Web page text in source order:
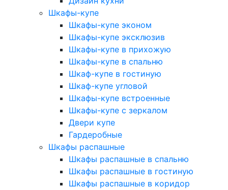
Шкафы-купе
Шкафы-купе эконом
Шкафы-купе эксклюзив
Шкафы-купе в прихожую
Шкафы-купе в спальню
Шкаф-купе в гостиную
Шкаф-купе угловой
Шкафы-купе встроенные
Шкафы-купе с зеркалом
Двери купе
Гардеробные
Шкафы распашные
Шкафы распашные в спальню
Шкафы распашные в гостиную
Шкафы распашные в коридор